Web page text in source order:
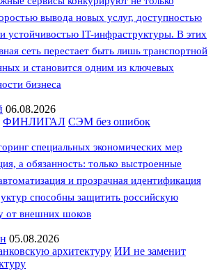
вывода новых услуг, доступностью
устойчивостью IT-инфраструктуры. В этих
сеть перестает быть лишь транспортной
и становится одним из ключевых
бизнеса
06.08.2026
ФИНЛИГАЛ СЭМ без ошибок
специальных экономических мер
а обязанность: только выстроенные
и прозрачная идентификация
способны защитить российскую
от внешних шоков
05.08.2026
ИИ не заменит